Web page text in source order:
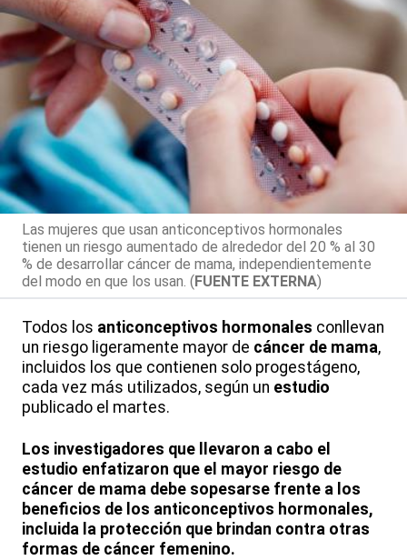
Las mujeres que usan anticonceptivos hormonales
tienen un riesgo aumentado de alrededor del 20 % al 30
% de desarrollar cáncer de mama, independientemente
del modo en que los usan. (FUENTE EXTERNA)
Todos los anticonceptivos hormonales conllevan
un riesgo ligeramente mayor de cáncer de mama,
incluidos los que contienen solo progestágeno,
cada vez más utilizados, según un estudio
publicado el martes.
Los investigadores que llevaron a cabo el
estudio enfatizaron que el mayor riesgo de
cáncer de mama debe sopesarse frente a los
beneficios de los anticonceptivos hormonales,
incluida la protección que brindan contra otras
formas de cáncer femenino.